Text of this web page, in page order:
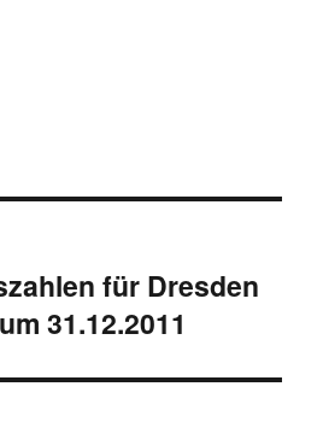
für Dresden
31.12.2011